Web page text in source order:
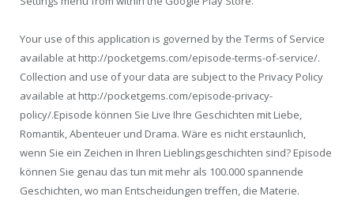
Your use of this application is governed by the Terms of Service
available at http://pocketgems.com/episode-terms-of-service/.
Collection and use of your data are subject to the Privacy Policy
available at http://pocketgems.com/episode-privacy-
policy/.Episode können Sie Live Ihre Geschichten mit Liebe,
Romantik, Abenteuer und Drama. Wäre es nicht erstaunlich,
wenn Sie ein Zeichen in Ihren Lieblingsgeschichten sind? Episode
können Sie genau das tun mit mehr als 100.000 spannende
Geschichten, wo man Entscheidungen treffen, die Materie.